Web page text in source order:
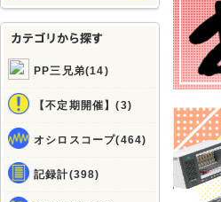
PP三兄弟(14)
【不定期開催】(3)
オシロスコープ(464)
記録計(398)